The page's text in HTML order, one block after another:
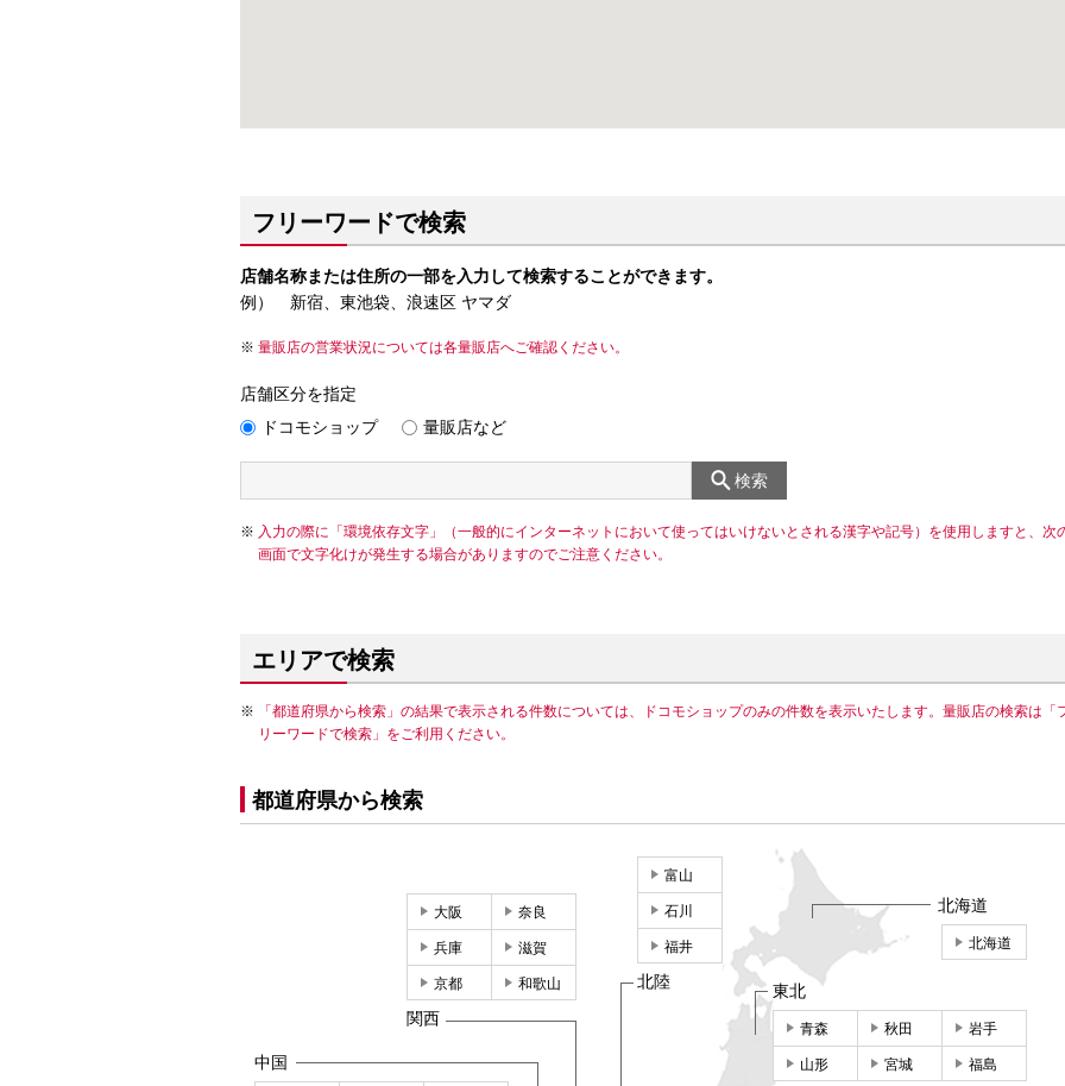
フリーワードで検索
店舗名称または住所の一部を入力して検索することができます。
例） 新宿、東池袋、浪速区 ヤマダ
量販店の営業状況については各量販店へご確認ください。
店舗区分を指定
ドコモショップ
量販店など
検索
入力の際に「環境依存文字」（一般的にインターネットにおいて使ってはいけないとされる漢字や記号）を使用しますと、次
画面で文字化けが発生する場合がありますのでご注意ください。
エリアで検索
「都道府県から検索」の結果で表示される件数については、ドコモショップのみの件数を表示いたします。量販店の検索は「
リーワードで検索」をご利用ください。
都道府県から検索
北海道
北海道
東北
青森 秋田 岩手
山形 宮城 福島
富山
石川
福井
北陸
大阪 奈良
兵庫 滋賀
京都 和歌山
関西
中国